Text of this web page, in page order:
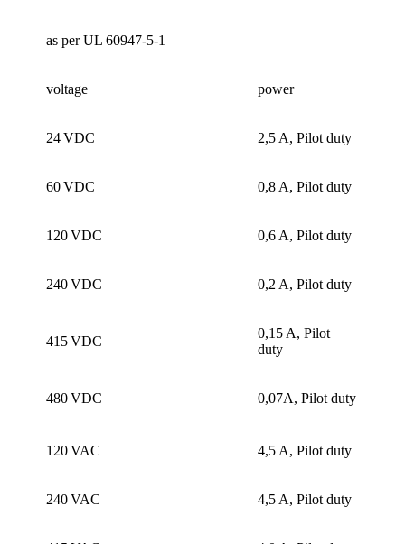
as per UL 60947-5-1
voltage power
24 VDC 2,5 A, Pilot duty
60 VDC 0,8 A, Pilot duty
120 VDC 0,6 A, Pilot duty
240 VDC 0,2 A, Pilot duty
415 VDC
0,15 A, Pilot
duty
480 VDC 0,07A, Pilot duty
120 VAC 4,5 A, Pilot duty
240 VAC 4,5 A, Pilot duty